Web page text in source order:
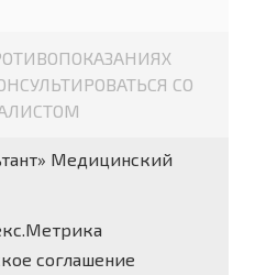
СО
Медицинский
соглашение